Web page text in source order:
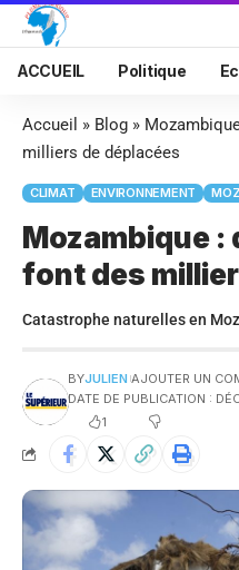
ACCUEIL Politique
Accueil » Blog »
milliers de déplacées
CLIMAT ENVIRONNEMENT
Mozambique
font des
Catastrophe naturelles en
BYJULIEN AJOUTER UN
DATE DE PUBLICATION :
1